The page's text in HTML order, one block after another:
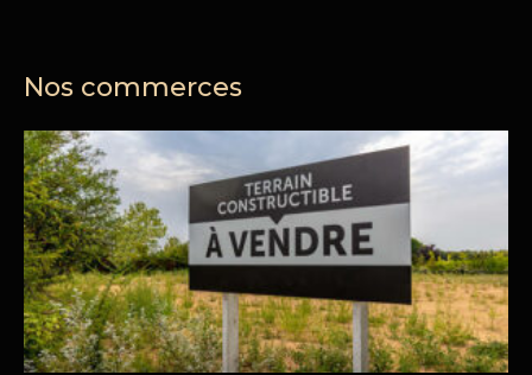
Nos commerces